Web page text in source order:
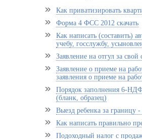
Как приватизировать
Форма 4 ФСС 2012 скачать
Как написать (составить)
учебу, госслужбу,
Заявление на отгул за свой
Заявление о приеме на
заявления о приеме на
Порядок заполнения 6-
(бланк, образец)
Выезд ребенка за границу
Как написать правильно
Подоходный налог с